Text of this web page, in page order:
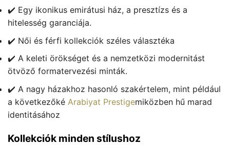
✔️ Egy ikonikus emirátusi ház, a presztízs és a
hitelesség garanciája.
✔️ Női és férfi kollekciók széles választéka
✔️ A keleti örökséget és a nemzetközi modernitást
ötvöző formatervezési minták.
✔️ A nagy házakhoz hasonló szakértelem, mint például
a következőké Arabiyat Prestigemiközben hű marad
identitásához
Kollekciók minden stílushoz